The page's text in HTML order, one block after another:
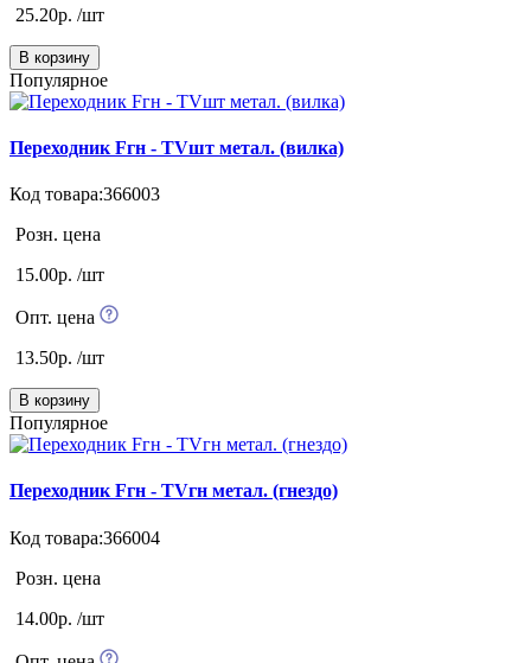
25.20р. /шт
В корзину
Популярное
Переходник Fгн - TVшт метал. (вилка)
Код товара:366003
Розн. цена
15.00р. /шт
Опт. цена
13.50р. /шт
В корзину
Популярное
Переходник Fгн - TVгн метал. (гнездо)
Код товара:366004
Розн. цена
14.00р. /шт